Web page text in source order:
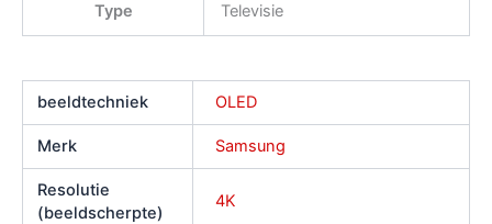
Type Televisie
beeldtechniek OLED
Merk Samsung
Resolutie
(beeldscherpte)
4K